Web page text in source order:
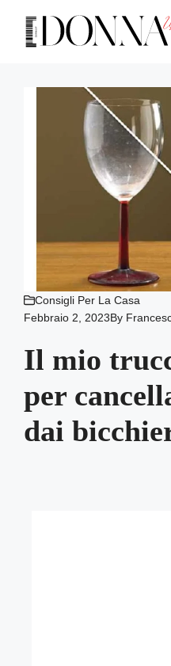
contenuto
Consigli Per La Casa
Febbraio 2, 2023By
Il mio
per
dai